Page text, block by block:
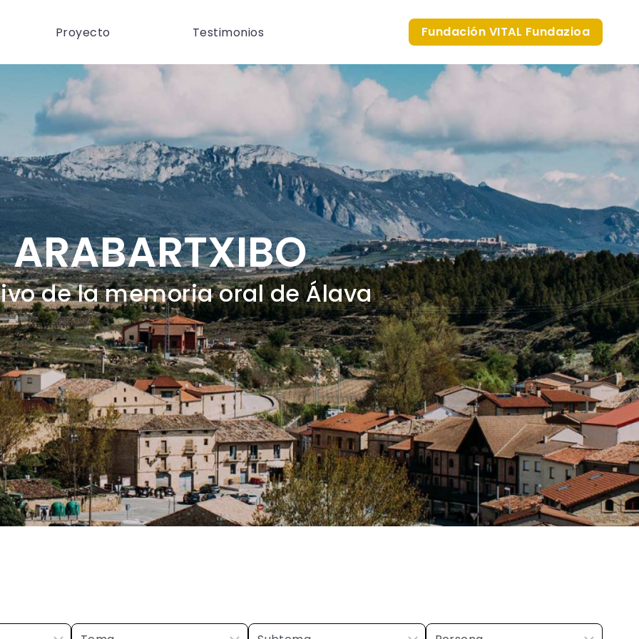
Proyecto Testimonios Fundación VITAL Fundazioa
ARABARTXIBO
de la memoria oral de Álava